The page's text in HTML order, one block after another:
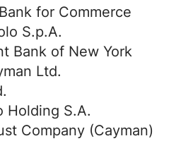
for Commerce
S.p.A.
Bank of New York
Ltd.
Holding S.A.
Company (Cayman)